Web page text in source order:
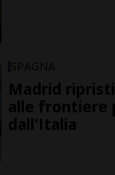
SPAGNA
Madrid
alle frontiere
dall'Italia